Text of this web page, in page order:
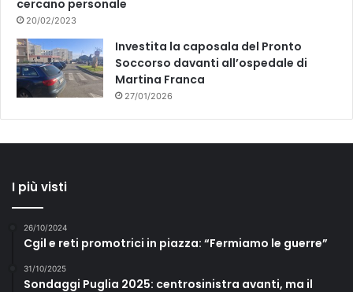
cercano personale
20/02/2023
Investita la caposala del Pronto
Soccorso davanti all’ospedale di
Martina Franca
27/01/2026
I più visti
26/10/2024
Cgil e reti promotrici in piazza: “Fermiamo le guerre”
31/10/2025
Sondaggi Puglia 2025: centrosinistra avanti, ma il